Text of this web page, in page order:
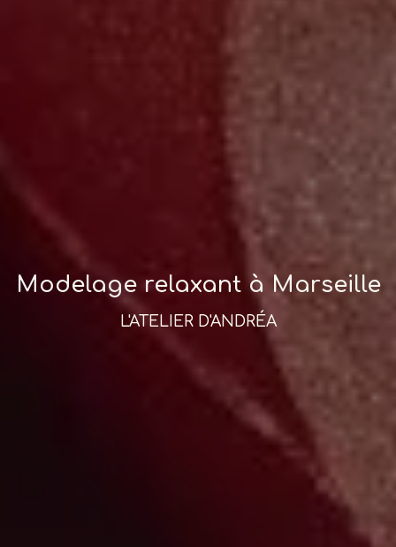
Modelage relaxant à Marseille
L'ATELIER D'ANDRÉA